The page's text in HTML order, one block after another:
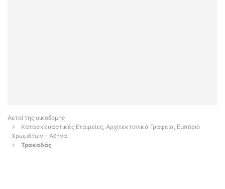
Αετοί της οικοδομής
Κατασκευαστικές Εταιρείες, Αρχιτεκτονικά Γραφεία, Εμπόριο
Χρωμάτων - Αθήνα
Τρακαδάς